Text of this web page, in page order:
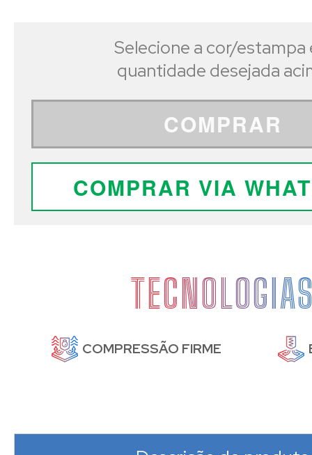
Selecione a cor/estampa
quantidade desejada
COMPRAR
COMPRAR VIA
COMPRESSÃO FIRME